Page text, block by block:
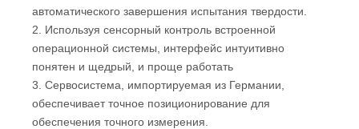
автоматического завершения испытания твердости.
2. Используя сенсорный контроль встроенной
операционной системы, интерфейс интуитивно
понятен и щедрый, и проще работать
3. Сервосистема, импортируемая из Германии,
обеспечивает точное позиционирование для
обеспечения точного измерения.